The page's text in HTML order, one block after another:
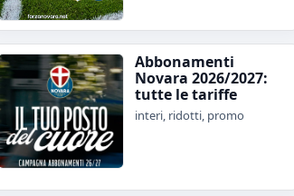
Abbonamenti
Novara 2026/2027:
tutte le tariffe
interi, ridotti, promo